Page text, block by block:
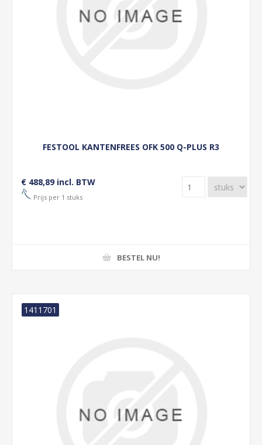
FESTOOL KANTENFREES OFK 500 Q-PLUS R3
€ 488,89 incl. BTW
Prijs per 1 stuks
BESTEL NU!
1411701